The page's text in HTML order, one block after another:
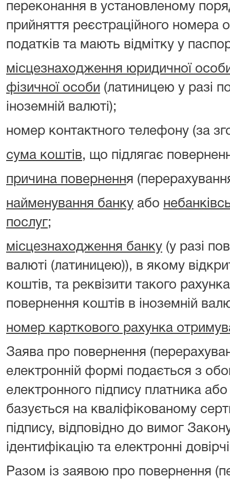
переконання в установленому
прийняття реєстраційного номера
податків та мають відмітку у
місцезнаходження юридичної
фізичної особи (латиницею у разі
іноземній валюті);
номер контактного телефону (за
сума коштів, що підлягає
причина повернення
найменування банку або
послуг;
місцезнаходження банку (у разі
валюті (латиницею)), в якому
коштів, та реквізити такого
повернення коштів в іноземній
номер карткового рахунка
Заява про повернення
електронній формі подається з
електронного підпису платника
базується на кваліфікованому
підпису, відповідно до вимог
ідентифікацію та електронні
Разом із заявою про повернення